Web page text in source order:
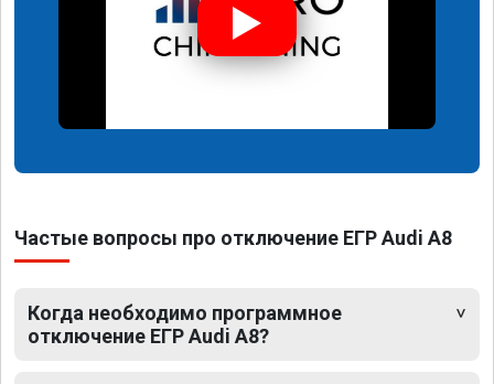
Частые вопросы про отключение ЕГР Audi A8
Когда необходимо программное
отключение ЕГР Audi A8?